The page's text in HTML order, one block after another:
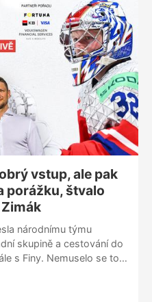
se taktika týmu,
strategie národního týmu
hokeje pro příští
vstup, ale pak
porážku, štvalo
národnímu týmu
skupině a cestování do
s Finy. Nemuselo se to
na pasivitu. A kdyby se